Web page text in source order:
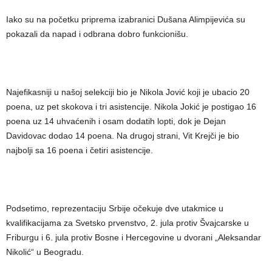
Iako su na početku priprema izabranici Dušana Alimpijevića su
pokazali da napad i odbrana dobro funkcionišu.
Najefikasniji u našoj selekciji bio je Nikola Jović koji je ubacio 20
poena, uz pet skokova i tri asistencije. Nikola Jokić je postigao 16
poena uz 14 uhvaćenih i osam dodatih lopti, dok je Dejan
Davidovac dodao 14 poena. Na drugoj strani, Vit Krejči je bio
najbolji sa 16 poena i četiri asistencije.
Podsetimo, reprezentaciju Srbije očekuje dve utakmice u
kvalifikacijama za Svetsko prvenstvo, 2. jula protiv Švajcarske u
Friburgu i 6. jula protiv Bosne i Hercegovine u dvorani „Aleksandar
Nikolić“ u Beogradu.